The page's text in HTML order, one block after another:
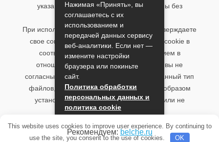
указанные условия могут быть изменены без
предварительного уведомления.
При использовании данного сайта, вы подтверждаете
свое согласие на использование файлов cookie в
соответствии с настоящим уведомлением в
отношении данного типа файлов. Если вы не
согласны с тем, чтобы мы использовали данный тип
файлов, то вы должны соответствующим образом
установить настройки вашего браузера или не
использовать сайт.
Рекомендуем: belche.ru
Нажимая «Принять», вы
соглашаетесь с их
использованием и
передачей данных сервису
веб-аналитики. Если нет —
измените настройки
браузера или покиньте
сайт.
Политика обработки
персональных данных и
политика cookie
Принять
This website uses cookies to improve user experience. By continuing to
use the site, you consent to the use of cookies.
OK